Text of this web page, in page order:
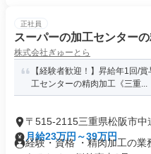
正社員
スーパーの加工センター
株式会社ぎゅーとら
【経験者歓迎！】昇給年1回/
工センターの精肉加工《三重...
〒515-2115三重県松阪市中
月給23万円～39万円
経験・資格 ・精肉加工の